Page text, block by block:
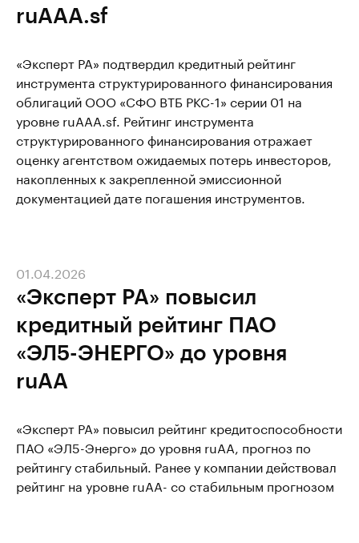
ruAAA.sf
«Эксперт РА» подтвердил кредитный рейтинг
инструмента структурированного финансирования
облигаций ООО «СФО ВТБ РКС-1» серии 01 на
уровне ruAAA.sf. Рейтинг инструмента
структурированного финансирования отражает
оценку агентством ожидаемых потерь инвесторов,
накопленных к закрепленной эмиссионной
документацией дате погашения инструментов.
«Эксперт РА» повысил
кредитный рейтинг ПАО
«ЭЛ5-ЭНЕРГО» до уровня
ruAA
01.04.2026
«Эксперт РА» повысил рейтинг кредитоспособности
ПАО «ЭЛ5-Энерго» до уровня ruАА, прогноз по
рейтингу стабильный. Ранее у компании действовал
рейтинг на уровне ruАА- со стабильным прогнозом